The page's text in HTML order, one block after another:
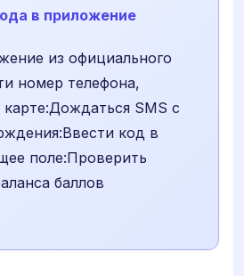
в приложение
из официального
номер телефона,
SMS с
код в
поле:Проверить
баллов